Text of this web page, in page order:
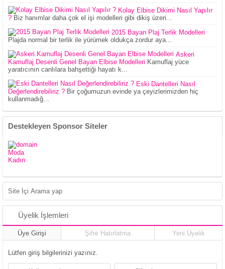
Kolay Elbise Dikimi Nasıl Yapılır
? Biz hanımlar daha çok el işi modelleri gibi dikiş üzeri...
2015 Bayan Plaj Terlik Modelleri
Plajda normal bir terlik ile yürümek oldukça zordur aya...
Askeri
Kamuflaj Desenli Genel Bayan Elbise Modelleri Kamuflaj yüce
yaratıcının canlılara bahşettiği hayatı k...
Eski Dantelleri Nasıl
Değerlendirebiliriz ? Bir çoğumuzun evinde ya çeyizlerimizden hiç
kullanmadığ...
Destekleyen Sponsor Siteler
Moda
Kadın
Üyelik İşlemleri
Üye Girişi Şifre Hatırlatma Yeni Üyelik
Lütfen giriş bilgilerinizi yazınız.